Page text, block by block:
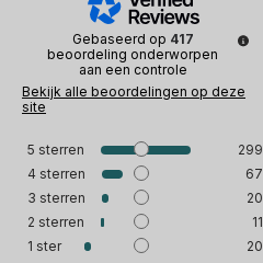
Gebaseerd op 417
beoordeling onderworpen
aan een controle
Bekijk alle beoordelingen op deze
site
5 sterren
299
4 sterren
67
3 sterren
20
2 sterren
11
1 ster 20